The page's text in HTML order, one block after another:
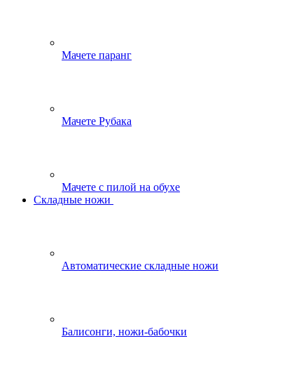
Мачете паранг
Мачете Рубака
Мачете с пилой на обухе
Складные ножи
Автоматические складные ножи
Балисонги, ножи-бабочки